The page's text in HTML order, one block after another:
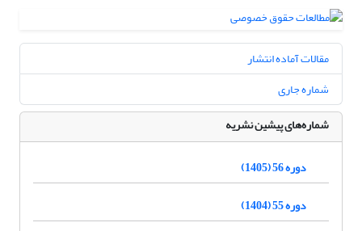
مقالات آماده انتشار
شماره جاری
شماره‌های پیشین نشریه
دوره 56 (1405)
دوره 55 (1404)